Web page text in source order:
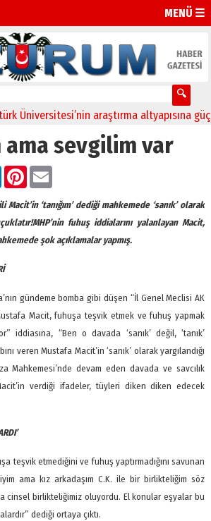
MENÜ ☰
araştırma altyapısına güçlü
ama sevgilim var
LinkedIn
Pinterest
Email
‘tanığım’ dediği mahkemede ‘sanık’ olarak
fuhuş iddialarını yalanlayan Macit,
şok açıklamalar yapmış.
gündeme bomba gibi düşen “İl Genel Meclisi AK
Macit, fuhuşa teşvik etmek ve fuhuş yapmak
iddiasına, “Ben o davada ‘sanık’ değil, ‘tanık’
veren Mustafa Macit’in ‘sanık’ olarak yargılandığı
Mahkemesi’nde devam eden davada ve savcılık
verdiği ifadeler, tüyleri diken diken edecek
teşvik etmediğini ve fuhuş yaptırmadığını savunan
ama kız arkadaşım C.K. ile bir birlikteliğim söz
cinsel birlikteliğimiz oluyordu. El konular eşyalar bu
dediği ortaya çıktı.